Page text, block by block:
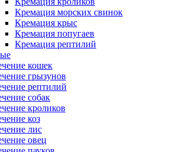
Кремация морских свинок
Кремация крыс
Кремация попугаев
Кремация рептилий
кошек
грызунов
рептилий
собак
кроликов
коз
лис
овец